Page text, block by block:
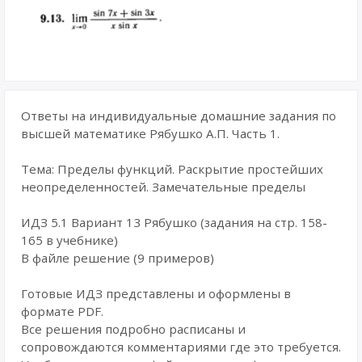
Ответы на индивидуальные домашние задания по
высшей математике Рябушко А.П. Часть 1.
Тема: Пределы функций. Раскрытие простейших
неопределенностей. Замечательные пределы
ИДЗ 5.1 Вариант 13 Рябушко (задания на стр. 158-
165 в учебнике)
В файле решение (9 примеров)
Готовые ИДЗ представлены и оформлены в
формате PDF.
Все решения подробно расписаны и
сопровождаются комментариями где это требуется.